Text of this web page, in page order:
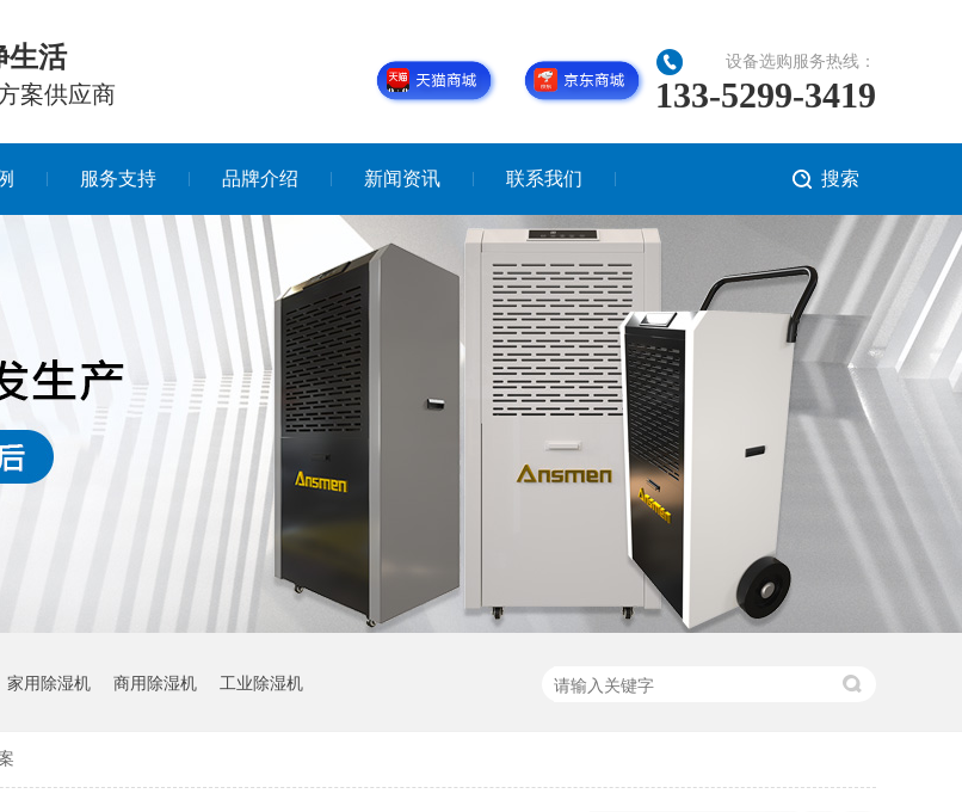
搜索
生活
案供应商
设备选购服务热线：
133-5299-3419
服务支持 品牌介绍 新闻资讯 联系我们
家用除湿机 商用除湿机 工业除湿机